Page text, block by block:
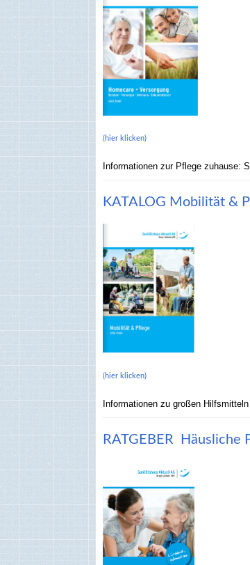
(hier klicken)
Informationen zur Pflege zuhause:
KATALOG Mobilität &
(hier klicken)
Informationen zu großen
RATGEBER Häusliche